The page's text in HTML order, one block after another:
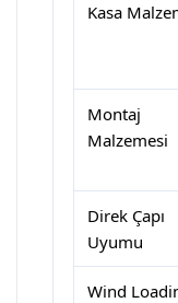
Kasa
Montaj
Malzemesi
Direk Çapı
Uyumu
Wind